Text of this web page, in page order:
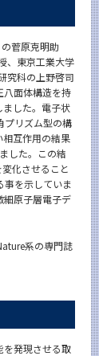
菅原克明助
、東京工業大学
究科の上野啓司
八面体構造を持
した。電子状
プリズム型の構
相互作用の結果
した。この結
化させること
事を示していま
細原子層電子デ
系の専門誌
を発現させる取